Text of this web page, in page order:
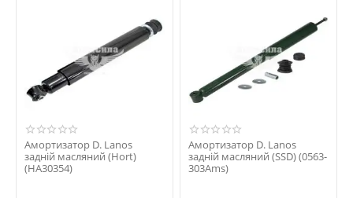
Амортизатор D. Lanos
задній масляний (Hort)
(HA30354)
Амортизатор D. Lanos
задній масляний (SSD) (0563-
303Ams)